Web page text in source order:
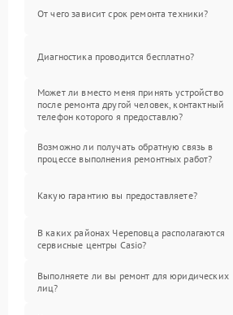
От чего зависит срок ремонта техники?
Диагностика проводится бесплатно?
Может ли вместо меня принять устройство
после ремонта другой человек, контактный
телефон которого я предоставлю?
Возможно ли получать обратную связь в
процессе выполнения ремонтных работ?
Какую гарантию вы предоставляете?
В каких районах Череповца располагаются
сервисные центры Casio?
Выполняете ли вы ремонт для юридических
лиц?